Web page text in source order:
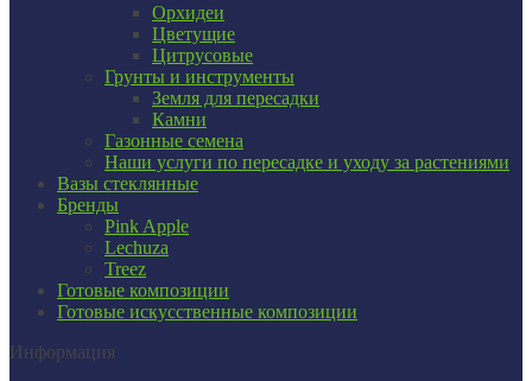
Орхидеи
Цветущие
Цитрусовые
Грунты и инструменты
Земля для пересадки
Камни
Газонные семена
Наши услуги по пересадке и уходу за растениями
Вазы стеклянные
Бренды
Pink Apple
Lechuza
Treez
Готовые композиции
Готовые искусственные композиции
Информация